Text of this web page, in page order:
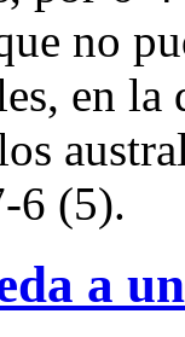
no
en
6 (5).
a